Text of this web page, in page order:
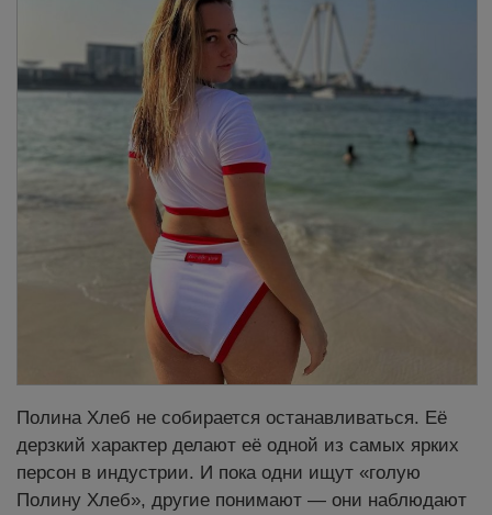
Полина Хлеб не собирается останавливаться. Её
дерзкий характер делают её одной из самых ярких
персон в индустрии. И пока одни ищут «голую
Полину Хлеб», другие понимают — они наблюдают